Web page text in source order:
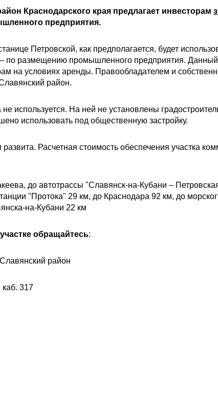
Краснодарского края предлагает инвесторам
предприятия.
Петровской, как предполагается, будет
размещению промышленного предприятия. Данный
на условиях аренды. Правообладателем и
район.
используется. На ней не установлены
использовать под общественную застройку.
Расчетная стоимость обеспечения участка
до автотрассы "Славянск-на-Кубани –
"Протока" 29 км, до Краснодара 92 км, до
на-Кубани 22 км
обращайтесь:
район
каб. 317